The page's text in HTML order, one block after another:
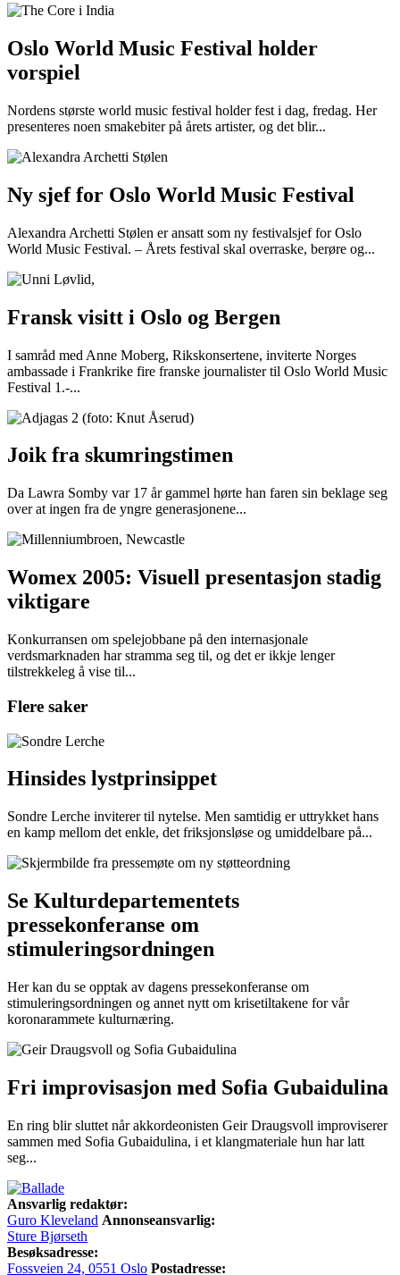
Oslo World Music Festival holder
vorspiel
Nordens største world music festival holder fest i dag, fredag. Her
presenteres noen smakebiter på årets artister, og det blir...
Ny sjef for Oslo World Music Festival
Alexandra Archetti Stølen er ansatt som ny festivalsjef for Oslo
World Music Festival. – Årets festival skal overraske, berøre og...
Fransk visitt i Oslo og Bergen
I samråd med Anne Moberg, Rikskonsertene, inviterte Norges
ambassade i Frankrike fire franske journalister til Oslo World Music
Festival 1.-...
Joik fra skumringstimen
Da Lawra Somby var 17 år gammel hørte han faren sin beklage seg
over at ingen fra de yngre generasjonene...
Womex 2005: Visuell presentasjon stadig
viktigare
Konkurransen om spelejobbane på den internasjonale
verdsmarknaden har stramma seg til, og det er ikkje lenger
tilstrekkeleg å vise til...
Flere saker
Hinsides lystprinsippet
Sondre Lerche inviterer til nytelse. Men samtidig er uttrykket hans
en kamp mellom det enkle, det friksjonsløse og umiddelbare på...
Se Kulturdepartementets
pressekonferanse om
stimuleringsordningen
Her kan du se opptak av dagens pressekonferanse om
stimuleringsordningen og annet nytt om krisetiltakene for vår
koronarammete kulturnæring.
Fri improvisasjon med Sofia Gubaidulina
En ring blir sluttet når akkordeonisten Geir Draugsvoll improviserer
sammen med Sofia Gubaidulina, i et klangmateriale hun har latt
seg...
Ansvarlig redaktør:
Guro Kleveland Annonseansvarlig:
Sture Bjørseth
Besøksadresse:
Fossveien 24, 0551 Oslo Postadresse: